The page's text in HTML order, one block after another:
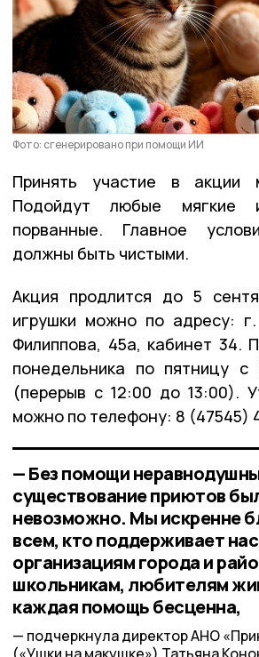
Фото: сгенерировано при помощи ИИ
Принять участие в акции
Подойдут любые мягкие
порванные. Главное
должны быть чистыми.
Акция продлится до 5
игрушки можно по адресу:
Филиппова, 45а, кабинет 34.
понедельника по пятницу
(перерыв с 12:00 до 13:00).
можно по телефону: 8 (47545)
— Без помощи
существование приютов
невозможно. Мы искренне
всем, кто поддерживает
организациям города и
школьникам, любителям
каждая помощь бесценна,
подчеркнула директор АНО